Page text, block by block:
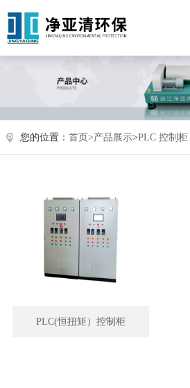
您的位置： 首页>产品展示>PLC 控制柜
PLC(恒扭矩）控制柜